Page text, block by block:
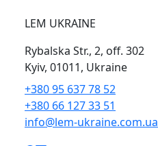
LEM UKRAINE
Rybalska Str., 2, off. 302
Kyiv, 01011, Ukraine
+380 95 637 78 52
+380 66 127 33 51
info@lem-ukraine.com.ua